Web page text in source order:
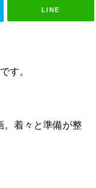
LINE
す。
。着々と準備が整